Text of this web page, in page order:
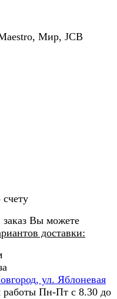
Мир, JCB
заказ Вы можете
доставки:
ул. Яблоневая
Пн-Пт с 8.30 до